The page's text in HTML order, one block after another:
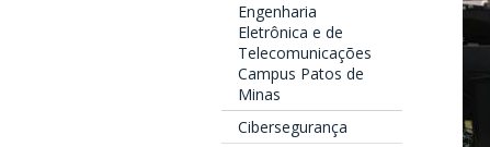
Engenharia
Eletrônica e de
Telecomunicações
Campus Patos de
Minas
Cibersegurança